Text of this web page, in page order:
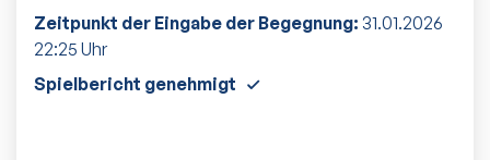
Zeitpunkt der Eingabe der Begegnung: 31.01.2026
22:25 Uhr
Spielbericht genehmigt